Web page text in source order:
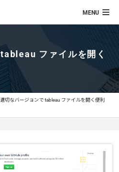
ファイルを開く
適切なバージョンで tableau ファイルを開く便利